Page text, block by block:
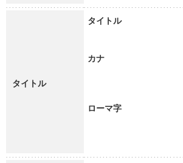
タイトル
タイトル
カナ
ローマ字